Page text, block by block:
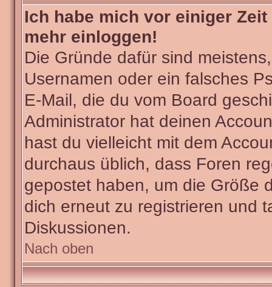
Ich habe mich vor einiger
mehr einloggen!
Die Gründe dafür sind
Usernamen oder ein falsches
E-Mail, die du vom Board
Administrator hat deinen
hast du vielleicht mit dem
durchaus üblich, dass Foren
gepostet haben, um die Größe
dich erneut zu registrieren und
Diskussionen.
Nach oben